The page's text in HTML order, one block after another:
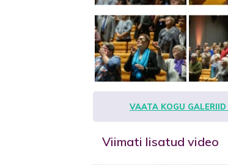
VAATA KOGU GALERIID
Viimati lisatud video